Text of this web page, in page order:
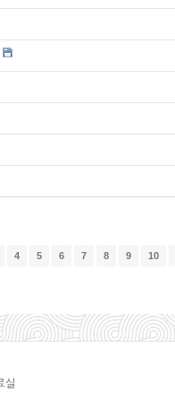
4 5 6 7 8 9 10